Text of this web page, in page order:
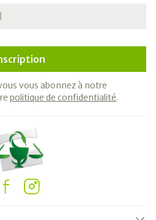
vous abonnez à notre
politique de confidentialité.